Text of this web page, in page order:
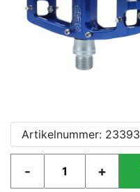
Artikelnummer: 23393